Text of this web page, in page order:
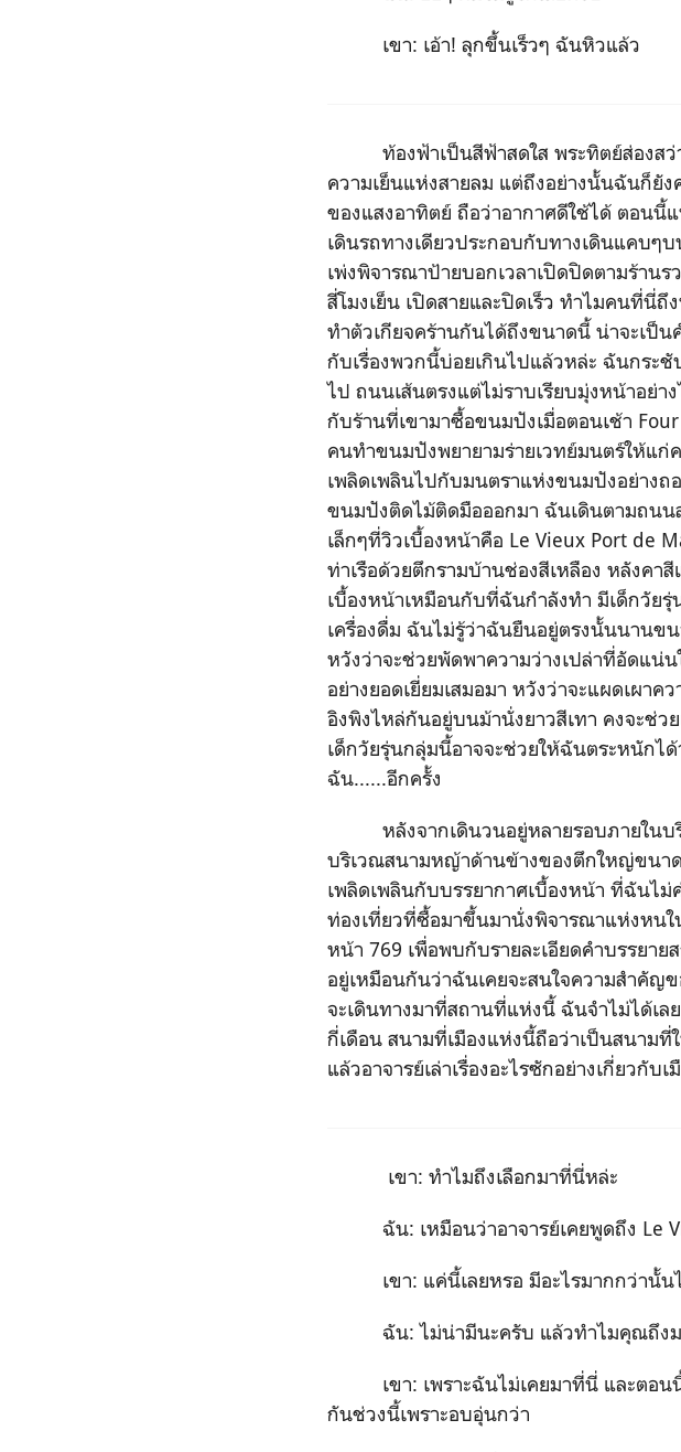
เขา: เอ้า! ลุกขึ้นเร็วๆ ฉันหิวแล้ว
ท้องฟ้าเป็นสีฟ้าสดใส พระทิตย์ส่องสว่า
ความเย็นแห่งสายลม แต่ถึงอย่างนั้นฉันก็ยั
ของแสงอาทิตย์ ถือว่าอากาศดีใช้ได้ ตอนนี้
เดินรถทางเดียวประกอบกับทางเดินแคบๆ
เพ่งพิจารณาป้ายบอกเวลาเปิดปิดตามร้าน
สี่โมงเย็น เปิดสายและปิดเร็ว ทำไมคนที่นี่
ทำตัวเกียจคร้านกันได้ถึงขนาดนี้ น่าจะเป็
กับเรื่องพวกนี้บ่อยเกินไปแล้วหล่ะ ฉันกระชั
ไป ถนนเส้นตรงแต่ไม่ราบเรียบมุ่งหน้าอย่
กับร้านที่เขามาซื้อขนมปังเมื่อตอนเช้า
คนทำขนมปังพยายามร่ายเวทย์มนตร์ให้แก่
เพลิดเพลินไปกับมนตราแห่งขนมปังอย่าง
ขนมปังติดไม้ติดมือออกมา ฉันเดินตามถนน
เล็กๆที่วิวเบื้องหน้าคือ Le Vieux Port de
ท่าเรือด้วยตึกรามบ้านช่องสีเหลือง หลังคา
เบื้องหน้าเหมือนกับที่ฉันกำลังทำ มีเด็กวัย
เครื่องดื่ม ฉันไม่รู้ว่าฉันยืนอยู่ตรงนั้นนานข
หวังว่าจะช่วยพัดพาความว่างเปล่าที่อัดแ
อย่างยอดเยี่ยมเสมอมา หวังว่าจะแผดเผา
อิงพิงไหล่กันอยู่บนม้านั่งยาวสีเทา คงจะช่ว
เด็กวัยรุ่นกลุ่มนี้อาจจะช่วยให้ฉันตระหนักไ
ฉัน......อีกครั้ง
หลังจากเดินวนอยู่หลายรอบภายในบริ
บริเวณสนามหญ้าด้านข้างของตึกใหญ่ขนา
เพลิดเพลินกับบรรยากาศเบื้องหน้า ที่ฉันไ
ท่องเที่ยวที่ซื้อมาขึ้นมานั่งพิจารณาแห่งหนใ
หน้า 769 เพื่อพบกับรายละเอียดคำบรรยา
อยู่เหมือนกันว่าฉันเคยจะสนใจความสำคัญ
จะเดินทางมาที่สถานที่แห่งนี้ ฉันจำไม่ได้เ
กี่เดือน สนามที่เมืองแห่งนี้ถือว่าเป็นสนาม
แล้วอาจารย์เล่าเรื่องอะไรซักอย่างเกี่ยวกั
เขา: ทำไมถึงเลือกมาที่นี่หล่ะ
ฉัน: เหมือนว่าอาจารย์เคยพูดถึง Le
เขา: แค่นี้เลยหรอ มีอะไรมากกว่านั้น
ฉัน: ไม่น่ามีนะครับ แล้วทำไมคุณถึงม
เขา: เพราะฉันไม่เคยมาที่นี่ และตอนนี้
กันช่วงนี้เพราะอบอุ่นกว่า